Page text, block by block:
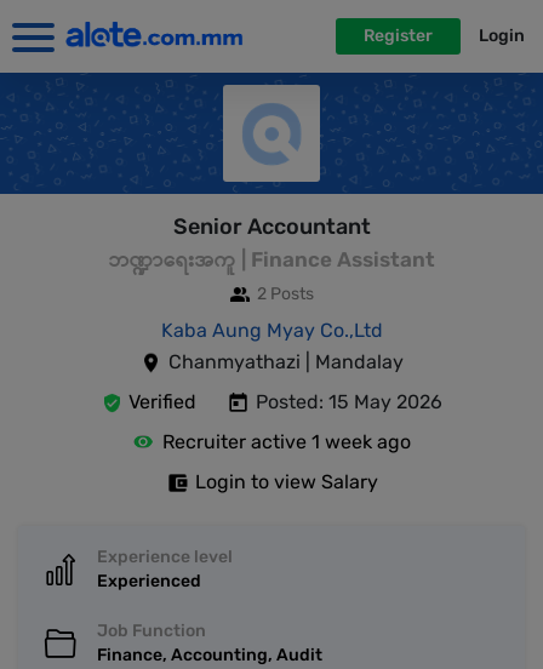
Register Login
Senior Accountant
ဘဏ္ဍာရေးအကူ | Finance Assistant
2 Posts
Kaba Aung Myay Co.,Ltd
Chanmyathazi | Mandalay
Verified
Posted: 15 May 2026
Recruiter active 1 week ago
Login to view Salary
Experience level
Experienced
Job Function
Finance, Accounting, Audit